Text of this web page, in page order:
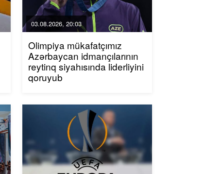
03.08.2026, 20:03
Olimpiya mükafatçımız
Azərbaycan idmançılarının
reytinq siyahısında liderliyini
qoruyub